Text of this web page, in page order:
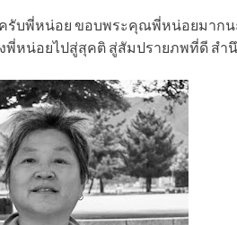
รับพี่หน่อย ขอบพระคุณพี่หน่อยมากน
พี่หน่อยไปสู่สุคติ สู่สัมปรายภพที่ดี ส